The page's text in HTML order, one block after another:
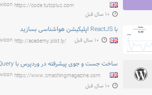
https://code.tutsplus.com
۱۰ سال قبل
با ReactJS اپلیکیشن هواشناسی بسازید
http://academy.plot.ly/ ۱۰ سال قبل
ساخت جست و جوی پیشرفته در وردپرس با WP_Query
https://www.smashingmagazine.com
۱۰ سال قبل